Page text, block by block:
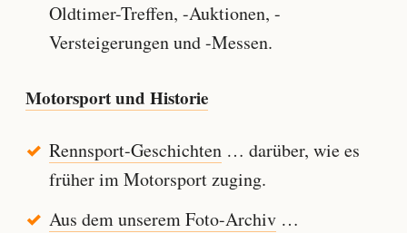
Oldtimer-Treffen, -Auktionen, -
Versteigerungen und -Messen.
Motorsport und Historie
Rennsport-Geschichten… darüber, wie es
früher im Motorsport zuging.
Aus dem unserem Foto-Archiv…